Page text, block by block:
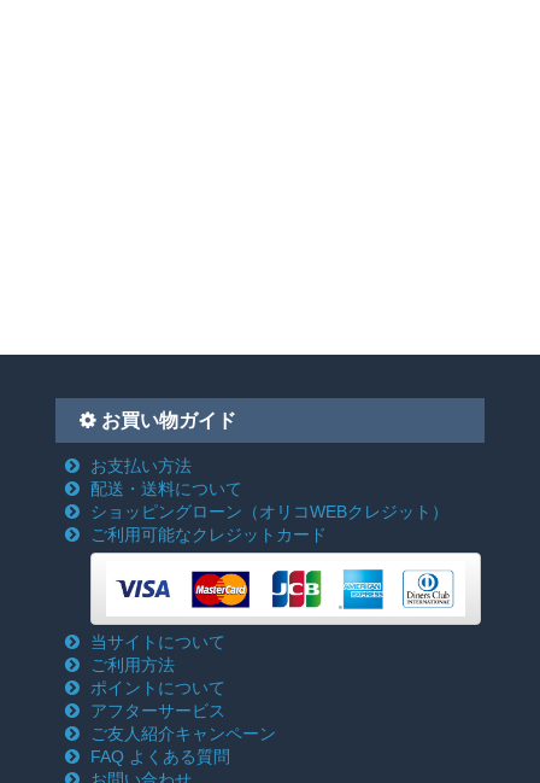
お買い物ガイド
お支払い方法
配送・送料について
ショッピングローン （オリコWEBクレジット）
ご利用可能なクレジットカード
当サイトについて
ご利用方法
ポイントについて
アフターサービス
ご友人紹介キャンペーン
FAQ よくある質問